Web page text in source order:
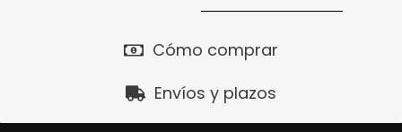
Cómo comprar
Envíos y plazos